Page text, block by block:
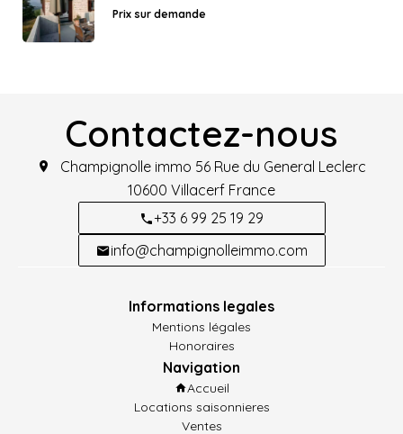
Prix sur demande
Contactez-nous
Champignolle immo 56 Rue du General Leclerc
10600 Villacerf France
+33 6 99 25 19 29
info@champignolleimmo.com
Informations legales
Mentions légales
Honoraires
Navigation
Accueil
Locations saisonnieres
Ventes